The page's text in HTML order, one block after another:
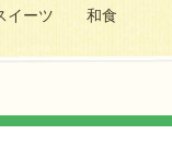
イーツ 和食